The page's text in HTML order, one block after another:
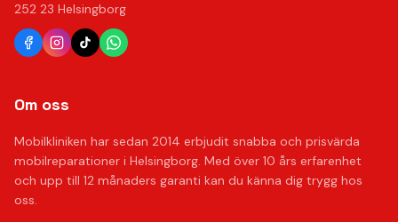
252 23 Helsingborg
Om oss
Mobilkliniken har sedan 2014 erbjudit snabba och prisvärda
mobilreparationer i Helsingborg. Med över 10 års erfarenhet
och upp till 12 månaders garanti kan du känna dig trygg hos
oss.